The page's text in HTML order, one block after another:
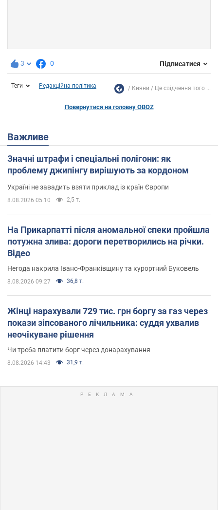
3 0 Підписатися
Теги Редакційна політика Кияни Це свідчення того ...
Повернутися на головну OBOZ
Важливе
Значні штрафи і спеціальні полігони: як
проблему джипінгу вирішують за кордоном
Україні не завадить взяти приклад із країн Європи
8.08.2026 05:10 2,5 т.
На Прикарпатті після аномальної спеки пройшла
потужна злива: дороги перетворились на річки.
Відео
Негода накрила Івано-Франківщину та курортний Буковель
8.08.2026 09:27 36,8 т.
Жінці нарахували 729 тис. грн боргу за газ через
покази зіпсованого лічильника: суддя ухвалив
неочікуване рішення
Чи треба платити борг через донарахування
8.08.2026 14:43 31,9 т.